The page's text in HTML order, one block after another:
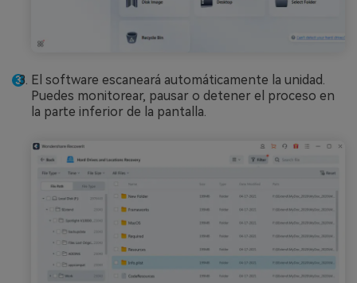
El software escaneará automáticamente la unidad.
Puedes monitorear, pausar o detener el proceso en
la parte inferior de la pantalla.